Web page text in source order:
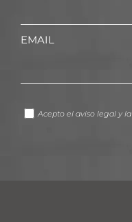
EMAIL
Acepto el aviso legal y la